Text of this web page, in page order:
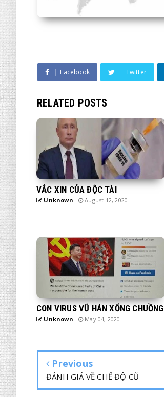
Facebook Twitter
RELATED POSTS
VẮC XIN CỦA ĐỘC TÀI
Unknown August 12, 2020
CON VIRUS VŨ HÁN XỔNG CHUỒNG
Unknown May 04, 2020
Previous
ĐÁNH GIÁ VỀ CHẾ ĐỘ CŨ